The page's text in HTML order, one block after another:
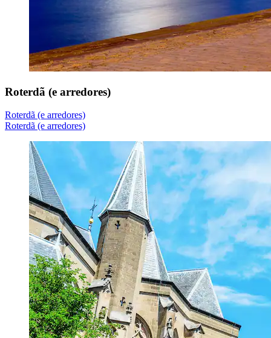
Roterdã (e arredores)
Roterdã (e arredores)
Roterdã (e arredores)